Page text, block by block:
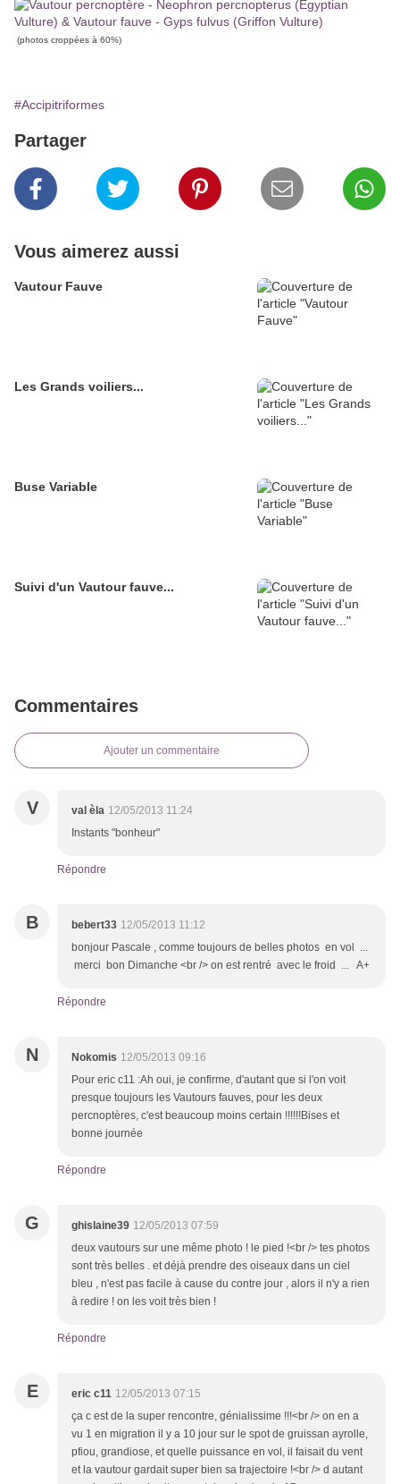
(photos croppées à 60%)
#Accipitriformes
Partager
Vous aimerez aussi
Vautour Fauve
Les Grands voiliers...
Buse Variable
Suivi d'un Vautour fauve...
Commentaires
Ajouter un commentaire
V val èla 12/05/2013 11:24
Instants "bonheur"
Répondre
B bebert33 12/05/2013 11:12
bonjour Pascale , comme toujours de belles photos en vol ...
merci bon Dimanche <br /> on est rentré avec le froid ... A+
Répondre
N Nokomis 12/05/2013 09:16
Pour eric c11 :Ah oui, je confirme, d'autant que si l'on voit
presque toujours les Vautours fauves, pour les deux
percnoptères, c'est beaucoup moins certain !!!!!!Bises et
bonne journée
Répondre
G ghislaine39 12/05/2013 07:59
deux vautours sur une même photo ! le pied !<br /> tes photos
sont très belles . et déjà prendre des oiseaux dans un ciel
bleu , n'est pas facile à cause du contre jour , alors il n'y a rien
à redire ! on les voit très bien !
Répondre
E eric c11 12/05/2013 07:15
ça c est de la super rencontre, génialissime !!!<br /> on en a
vu 1 en migration il y a 10 jour sur le spot de gruissan ayrolle,
pfiou, grandiose, et quelle puissance en vol, il faisait du vent
et la vautour gardait super bien sa trajectoire !<br /> d autant